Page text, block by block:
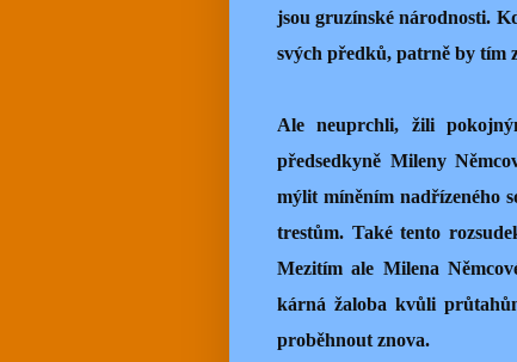
jsou gruzínské národnosti.
svých předků, patrně by tím
Ale neuprchli, žili
předsedkyně Mileny
mýlit míněním nadřízeného
trestům. Také tento
Mezitím ale Milena
kárná žaloba kvůli
proběhnout znova.